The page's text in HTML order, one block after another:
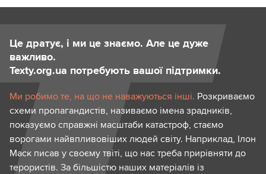
Це дратує, і ми це знаємо. Але це дуже
важливо.
Texty.org.ua потребують вашої підтримки.
Ми робимо те, на що не наважуються інші. Розкриваємо
схеми пропагандистів, називаємо імена зрадників,
показуємо справжні масштаби катастроф, стаємо
ворогами найвпливовіших людей світу. Наприклад, Ілон
Маск писав у своєму твіті, що нас треба прирівняти до
терористів. За більшістю наших матеріалів із